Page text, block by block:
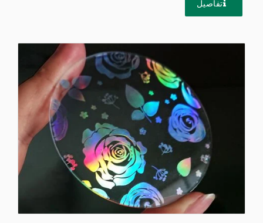
تفاصيل